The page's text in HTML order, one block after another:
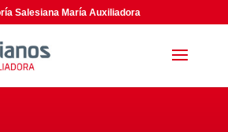
Salesiana María Auxiliadora